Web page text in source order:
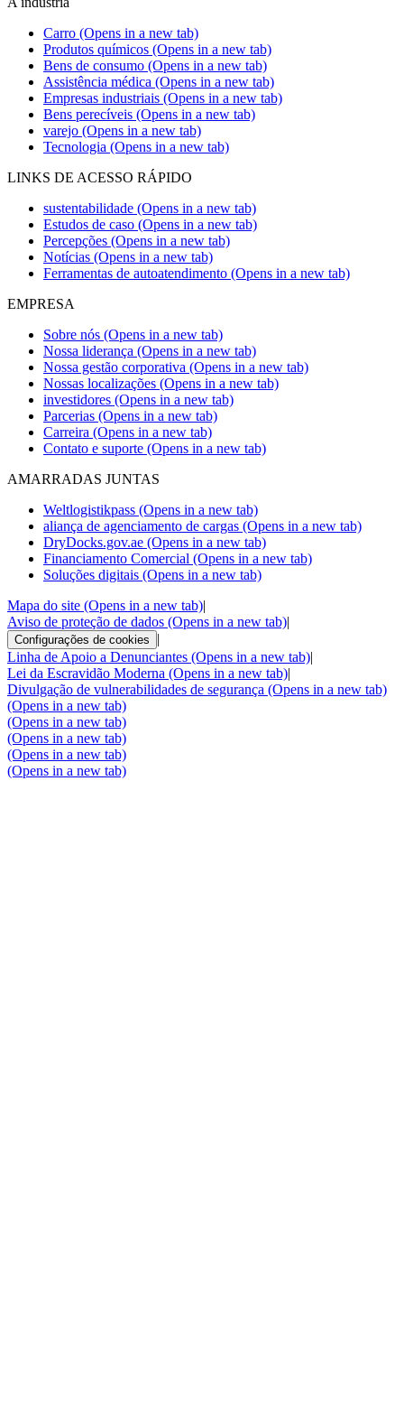
Carro (Opens in a new tab)
Produtos químicos (Opens in a new tab)
Bens de consumo (Opens in a new tab)
Assistência médica (Opens in a new tab)
Empresas industriais (Opens in a new tab)
Bens perecíveis (Opens in a new tab)
varejo (Opens in a new tab)
Tecnologia (Opens in a new tab)
LINKS DE ACESSO RÁPIDO
sustentabilidade (Opens in a new tab)
Estudos de caso (Opens in a new tab)
Percepções (Opens in a new tab)
Notícias (Opens in a new tab)
Ferramentas de autoatendimento (Opens in a new tab)
EMPRESA
Sobre nós (Opens in a new tab)
Nossa liderança (Opens in a new tab)
Nossa gestão corporativa (Opens in a new tab)
Nossas localizações (Opens in a new tab)
investidores (Opens in a new tab)
Parcerias (Opens in a new tab)
Carreira (Opens in a new tab)
Contato e suporte (Opens in a new tab)
AMARRADAS JUNTAS
Weltlogistikpass (Opens in a new tab)
aliança de agenciamento de cargas (Opens in a new tab)
DryDocks.gov.ae (Opens in a new tab)
Financiamento Comercial (Opens in a new tab)
Soluções digitais (Opens in a new tab)
Mapa do site (Opens in a new tab)|
Aviso de proteção de dados (Opens in a new tab)|
Configurações de cookies
|
Linha de Apoio a Denunciantes (Opens in a new tab)|
Lei da Escravidão Moderna (Opens in a new tab)|
Divulgação de vulnerabilidades de segurança (Opens in a new tab)
(Opens in a new tab)
(Opens in a new tab)
(Opens in a new tab)
(Opens in a new tab)
(Opens in a new tab)